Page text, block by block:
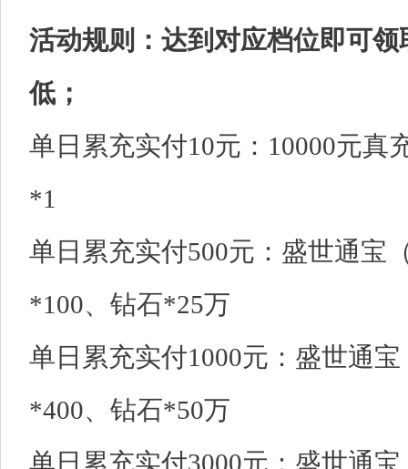
活动规则：达到对应档位即可
低；
单日累充实付10元：10000元真
*1
单日累充实付500元：盛世通宝
*100、钻石*25万
单日累充实付1000元：盛世通
*400、钻石*50万
单日累充实付3000元：盛世通